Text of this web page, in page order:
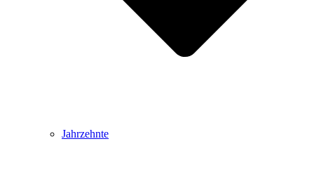
Jahrzehnte